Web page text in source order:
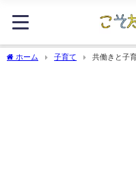
ホーム 子育て 共働きと子